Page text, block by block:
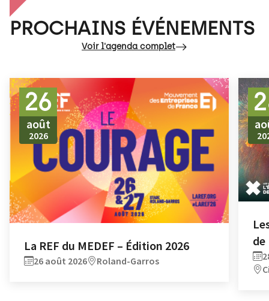
PROCHAINS ÉVÉNEMENTS
Voir l'agenda complet
26
août
2026
La REF du MEDEF – Édition 2026
26 août 2026 Roland-Garros
de